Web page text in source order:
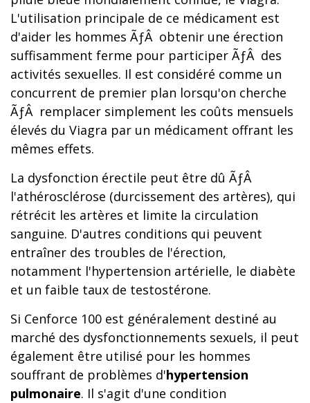
L'utilisation principale de ce médicament est
d'aider les hommes ÃƒÂ obtenir une érection
suffisamment ferme pour participer ÃƒÂ des
activités sexuelles. Il est considéré comme un
concurrent de premier plan lorsqu'on cherche
ÃƒÂ remplacer simplement les coûts mensuels
élevés du Viagra par un médicament offrant les
mêmes effets.
La dysfonction érectile peut être dû ÃƒÂ
l'athérosclérose (durcissement des artères), qui
rétrécit les artères et limite la circulation
sanguine. D'autres conditions qui peuvent
entraîner des troubles de l'érection,
notamment l'hypertension artérielle, le diabète
et un faible taux de testostérone.
Si Cenforce 100 est généralement destiné au
marché des dysfonctionnements sexuels, il peut
également être utilisé pour les hommes
souffrant de problèmes d'hypertension
pulmonaire. Il s'agit d'une condition